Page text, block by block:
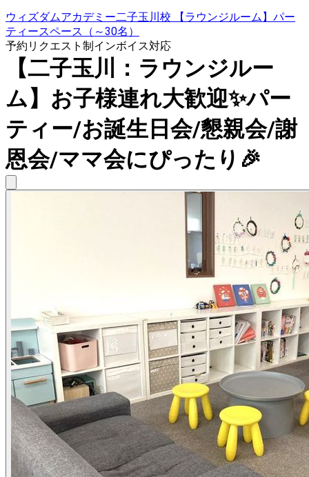
ウィズダムアカデミー二子玉川校 【ラウンジルーム】パー
ティースペース（～30名）
予約リクエスト制インボイス対応
【二子玉川：ラウンジルー
ム】お子様連れ大歓迎✨パー
ティー/お誕生日会/懇親会/謝
恩会/ママ会にぴったり🎉